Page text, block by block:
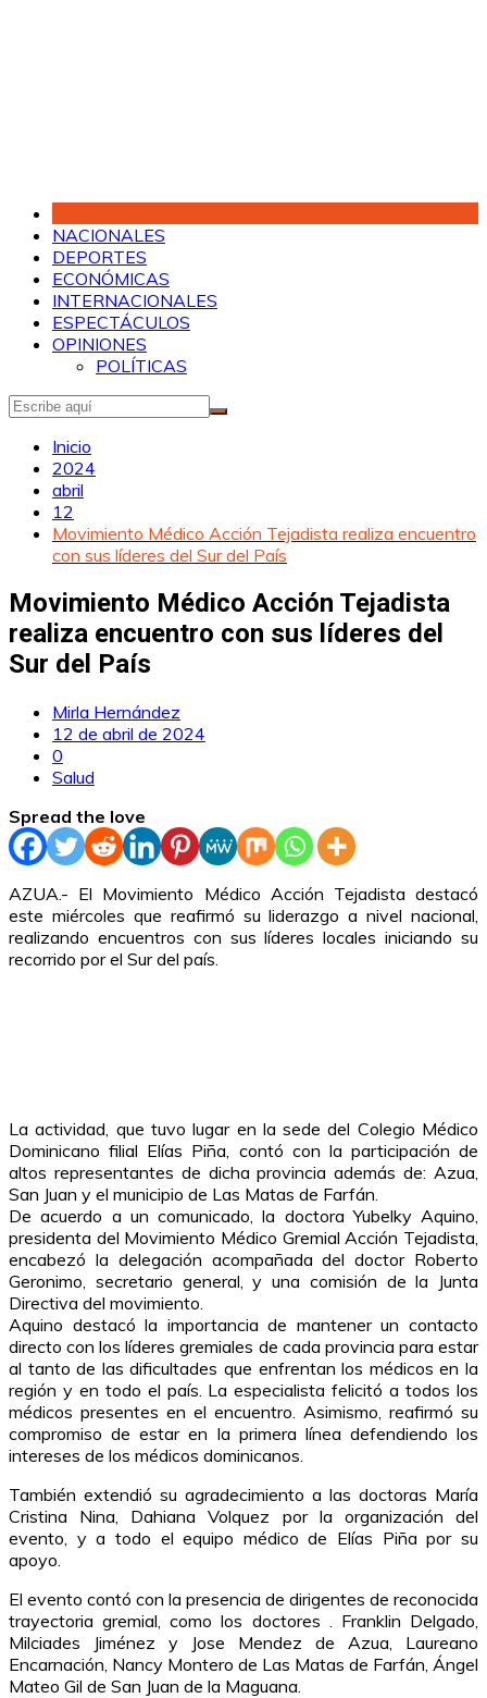
NACIONALES
DEPORTES
ECONÓMICAS
INTERNACIONALES
ESPECTÁCULOS
OPINIONES
POLÍTICAS
Inicio
2024
abril
12
Movimiento Médico Acción Tejadista realiza encuentro
con sus líderes del Sur del País
Movimiento Médico Acción Tejadista
realiza encuentro con sus líderes del
Sur del País
Mirla Hernández
12 de abril de 2024
0
Salud
Spread the love
AZUA.- El Movimiento Médico Acción Tejadista destacó
este miércoles que reafirmó su liderazgo a nivel nacional,
realizando encuentros con sus líderes locales iniciando su
recorrido por el Sur del país.
La actividad, que tuvo lugar en la sede del Colegio Médico
Dominicano filial Elías Piña, contó con la participación de
altos representantes de dicha provincia además de: Azua,
San Juan y el municipio de Las Matas de Farfán.
De acuerdo a un comunicado, la doctora Yubelky Aquino,
presidenta del Movimiento Médico Gremial Acción Tejadista,
encabezó la delegación acompañada del doctor Roberto
Geronimo, secretario general, y una comisión de la Junta
Directiva del movimiento.
Aquino destacó la importancia de mantener un contacto
directo con los líderes gremiales de cada provincia para estar
al tanto de las dificultades que enfrentan los médicos en la
región y en todo el país. La especialista felicitó a todos los
médicos presentes en el encuentro. Asimismo, reafirmó su
compromiso de estar en la primera línea defendiendo los
intereses de los médicos dominicanos.
También extendió su agradecimiento a las doctoras María
Cristina Nina, Dahiana Volquez por la organización del
evento, y a todo el equipo médico de Elías Piña por su
apoyo.
El evento contó con la presencia de dirigentes de reconocida
trayectoria gremial, como los doctores . Franklin Delgado,
Milciades Jiménez y Jose Mendez de Azua, Laureano
Encarnación, Nancy Montero de Las Matas de Farfán, Ángel
Mateo Gil de San Juan de la Maguana.